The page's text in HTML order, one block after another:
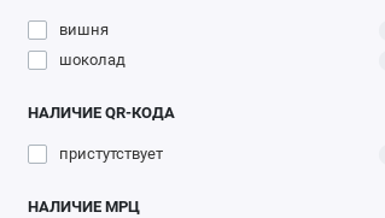
вишня
шоколад
НАЛИЧИЕ QR-КОДА
пристутствует
НАЛИЧИЕ МРЦ